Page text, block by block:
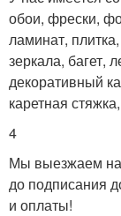
обои, фрески,
ламинат,
зеркала, багет,
декоративный
каретная
4
Мы выезжаем
до подписания
и оплаты!